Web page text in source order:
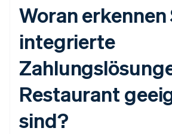
Woran erkennen
integrierte
Restaurant
sind?